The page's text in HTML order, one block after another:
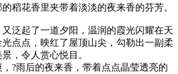
稻花香里夹带着淡淡的夜来香的芬芳。
泛起了一道夕阳，温润的霞光闪耀在天
点点，映红了屋顶山尖，勾勒出一副柔
，令人赏心悦目。
?雨后的夜来香，带着点点晶莹透亮的